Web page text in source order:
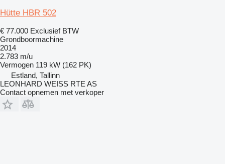
Hütte HBR 502
€ 77.000 Exclusief BTW
Grondboormachine
2014
2.783 m/u
Vermogen 119 kW (162 PK)
Estland, Tallinn
LEONHARD WEISS RTE AS
Contact opnemen met verkoper